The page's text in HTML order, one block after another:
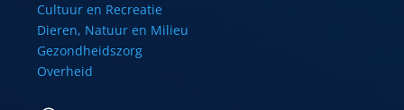
Cultuur en Recreatie
Dieren, Natuur en Milieu
Gezondheidszorg
Overheid